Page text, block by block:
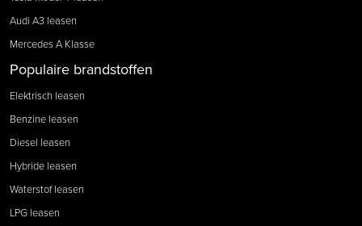
Audi A3 leasen
Mercedes A Klasse
Populaire brandstoffen
Elektrisch leasen
Benzine leasen
Diesel leasen
Hybride leasen
Waterstof leasen
LPG leasen